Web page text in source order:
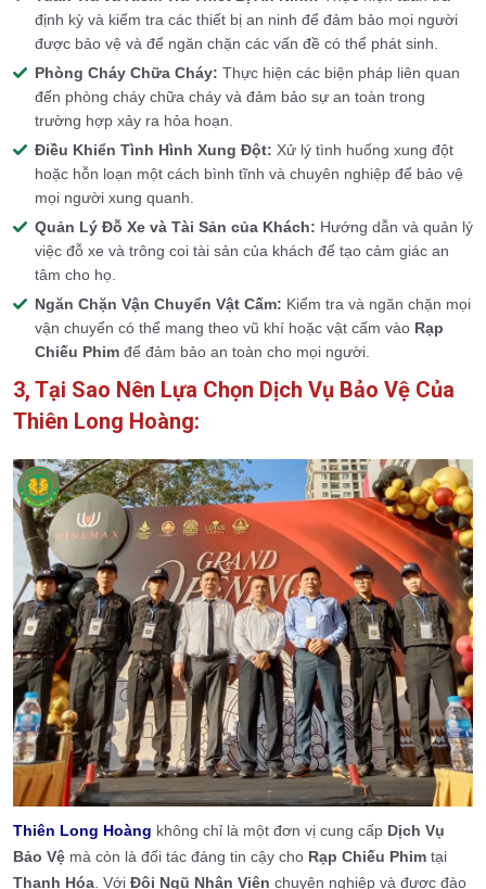
định kỳ và kiểm tra các thiết bị an ninh để đảm bảo mọi người
được bảo vệ và để ngăn chặn các vấn đề có thể phát sinh.
Phòng Cháy Chữa Cháy: Thực hiện các biện pháp liên quan
đến phòng cháy chữa cháy và đảm bảo sự an toàn trong
trường hợp xảy ra hỏa hoạn.
Điều Khiển Tình Hình Xung Đột: Xử lý tình huống xung đột
hoặc hỗn loạn một cách bình tĩnh và chuyên nghiệp để bảo vệ
mọi người xung quanh.
Quản Lý Đỗ Xe và Tài Sản của Khách: Hướng dẫn và quản lý
việc đỗ xe và trông coi tài sản của khách để tạo cảm giác an
tâm cho họ.
Ngăn Chặn Vận Chuyển Vật Cấm: Kiểm tra và ngăn chặn mọi
vận chuyển có thể mang theo vũ khí hoặc vật cấm vào Rạp
Chiếu Phim để đảm bảo an toàn cho mọi người.
3, Tại Sao Nên Lựa Chọn Dịch Vụ Bảo Vệ Của
Thiên Long Hoàng:
Thiên Long Hoàng không chỉ là một đơn vị cung cấp Dịch Vụ
Bảo Vệ mà còn là đối tác đáng tin cậy cho Rạp Chiếu Phim tại
Thanh Hóa . Với Đội Ngũ Nhân Viên chuyên nghiệp và được đào